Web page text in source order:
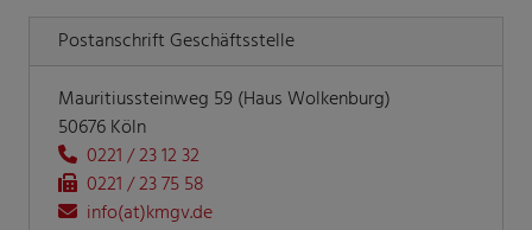
Postanschrift Geschäftsstelle
Mauritiussteinweg 59 (Haus Wolkenburg)
50676 Köln
0221 / 23 12 32
0221 / 23 75 58
info(at)kmgv.de